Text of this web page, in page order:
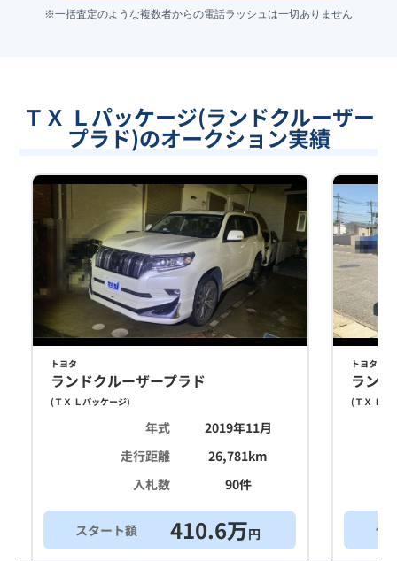
※一括査定のような複数者からの電話ラッシュは一切ありません
ＴＸ Ｌパッケージ(ランドクルーザー
プラド)のオークション実績
トヨタ
ランドクルーザープラド
(ＴＸ Ｌパッケージ)
年式
2019年11月
走行距離
26,781km
入札数
90件
スタート額 410.6万円
トヨタ
ラン
(ＴＸ Ｌパ
他